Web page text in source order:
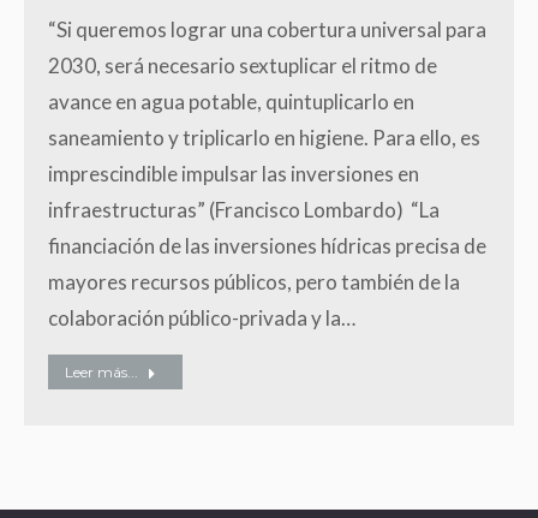
“Si queremos lograr una cobertura universal para
2030, será necesario sextuplicar el ritmo de
avance en agua potable, quintuplicarlo en
saneamiento y triplicarlo en higiene. Para ello, es
imprescindible impulsar las inversiones en
infraestructuras” (Francisco Lombardo) “La
financiación de las inversiones hídricas precisa de
mayores recursos públicos, pero también de la
colaboración público-privada y la…
Leer más...